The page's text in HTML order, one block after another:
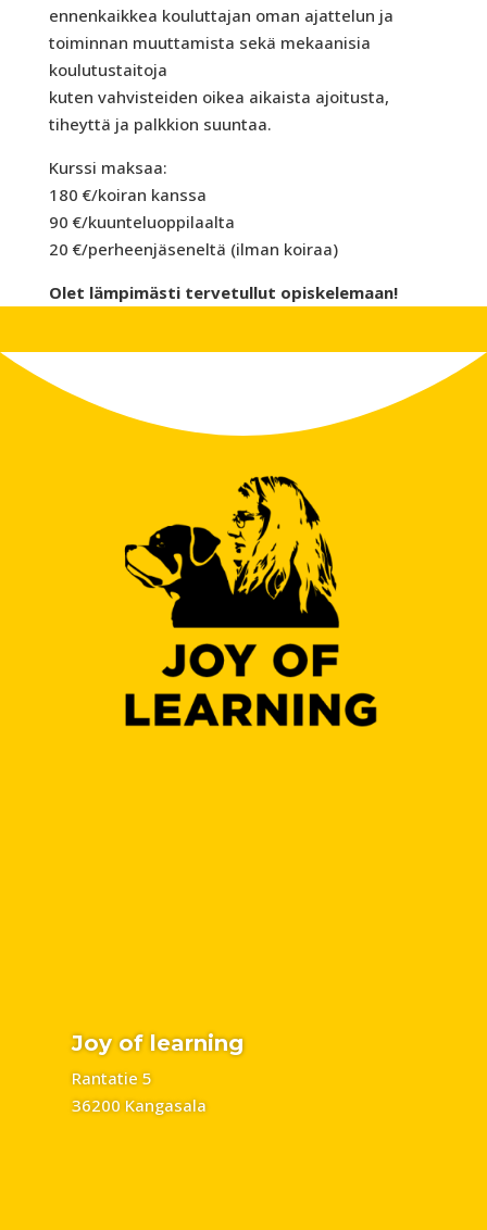
ennenkaikkea kouluttajan oman ajattelun ja
toiminnan muuttamista sekä mekaanisia
koulutustaitoja
kuten vahvisteiden oikea aikaista ajoitusta,
tiheyttä ja palkkion suuntaa.
Kurssi maksaa:
180 €/koiran kanssa
90 €/kuunteluoppilaalta
20 €/perheenjäseneltä (ilman koiraa)
Olet lämpimästi tervetullut opiskelemaan!
Joy of learning
Rantatie 5
36200 Kangasala